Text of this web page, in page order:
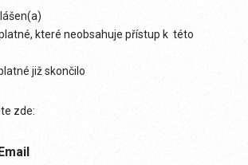
které neobsahuje přístup k této
již skončilo
zde: